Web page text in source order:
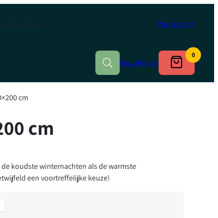
Doetinchem Mijn account
Keuzehulp+
0
cm
cm
koudste winternachten als de warmste
een voortreffelijke keuze!